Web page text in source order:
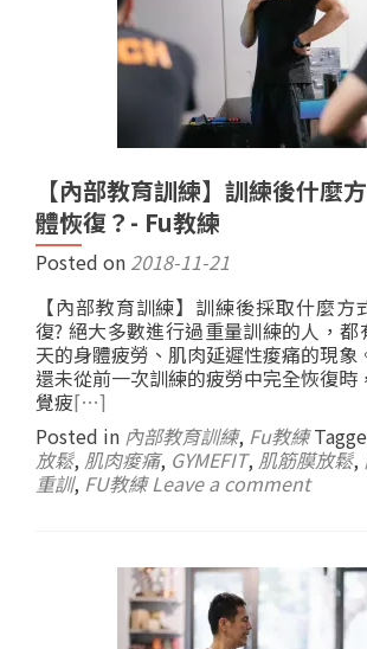
【內部教育訓練】訓練後什麼
體恢復？- Fu教練
Posted on 2018-11-21
【內部教育訓練】訓練後採取什麼方
復? 絕大多數進行過重量訓練的人，都
天的身體疲勞、肌肉延遲性痠痛的現象
還未從前一次訓練的疲勞中完全恢復時
覺疲[…]
Posted in 內部教育訓練, Fu教練
放鬆, 肌肉痠痛, GYMEFIT, 肌筋膜放鬆,
重訓, FU教練 Leave a comment